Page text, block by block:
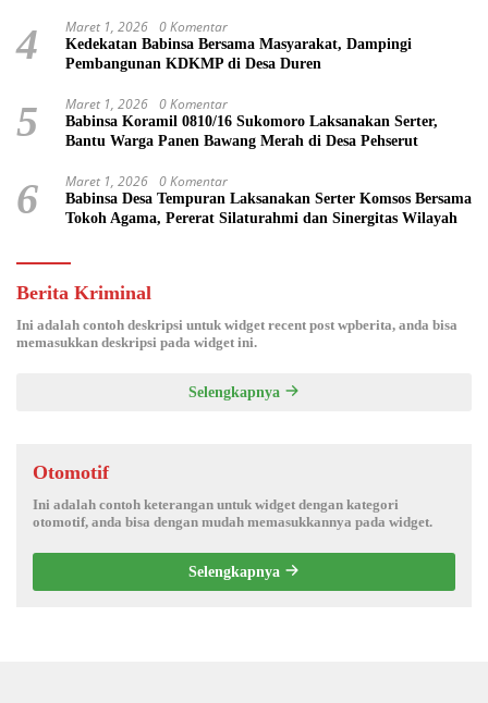
4 Maret 1, 2026 0 Komentar
Kedekatan Babinsa Bersama Masyarakat, Dampingi
Pembangunan KDKMP di Desa Duren
5 Maret 1, 2026 0 Komentar
Babinsa Koramil 0810/16 Sukomoro Laksanakan Serter,
Bantu Warga Panen Bawang Merah di Desa Pehserut
6 Maret 1, 2026 0 Komentar
Babinsa Desa Tempuran Laksanakan Serter Komsos Bersama
Tokoh Agama, Pererat Silaturahmi dan Sinergitas Wilayah
Berita Kriminal
Ini adalah contoh deskripsi untuk widget recent post wpberita, anda bisa
memasukkan deskripsi pada widget ini.
Selengkapnya
Otomotif
Ini adalah contoh keterangan untuk widget dengan kategori
otomotif, anda bisa dengan mudah memasukkannya pada widget.
Selengkapnya